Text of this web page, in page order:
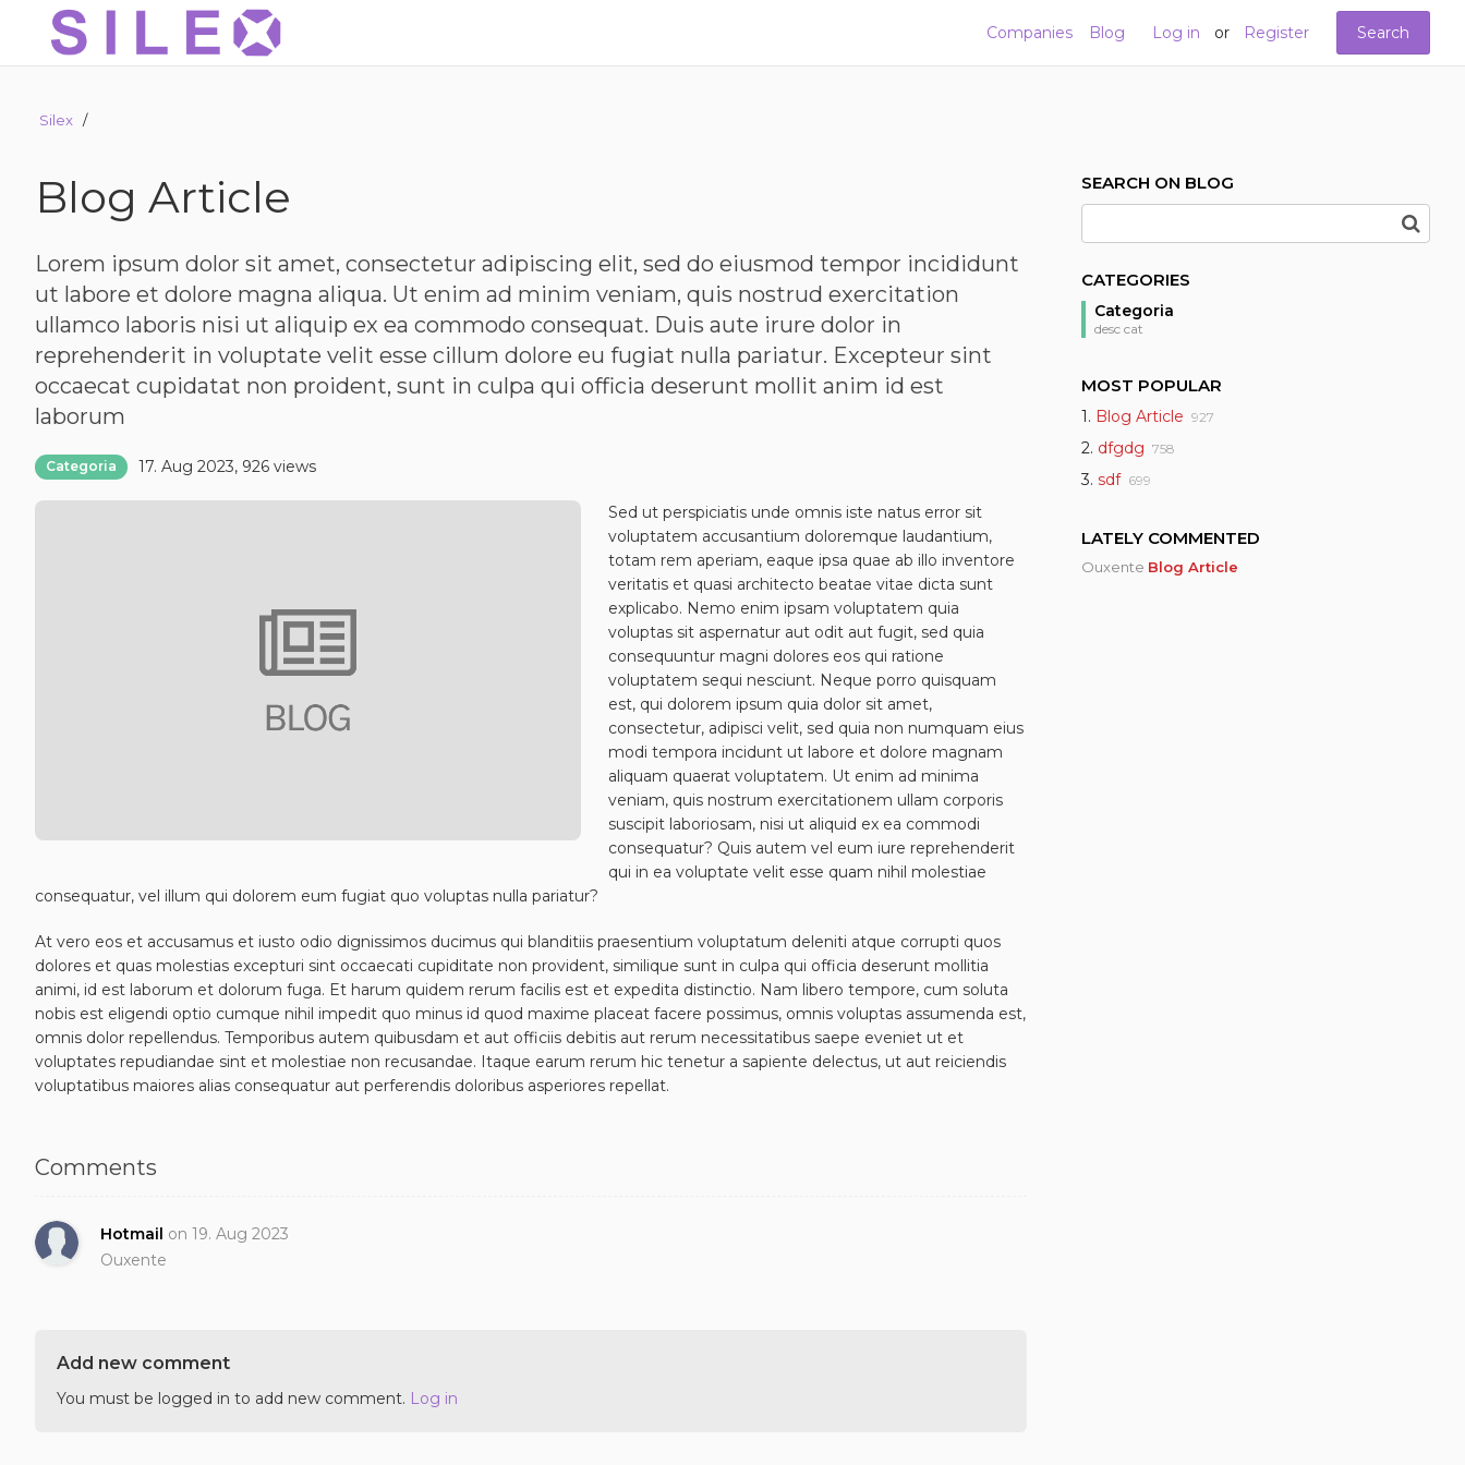
Search
Register
or
Log in
Blog
Companies
Silex /
Blog Article
Lorem ipsum dolor sit amet, consectetur adipiscing elit, sed do eiusmod tempor incididunt
ut labore et dolore magna aliqua. Ut enim ad minim veniam, quis nostrud exercitation
ullamco laboris nisi ut aliquip ex ea commodo consequat. Duis aute irure dolor in
reprehenderit in voluptate velit esse cillum dolore eu fugiat nulla pariatur. Excepteur sint
occaecat cupidatat non proident, sunt in culpa qui officia deserunt mollit anim id est
laborum
Categoria 17. Aug 2023 926 views
Sed ut perspiciatis unde omnis iste natus error sit
voluptatem accusantium doloremque laudantium,
totam rem aperiam, eaque ipsa quae ab illo inventore
veritatis et quasi architecto beatae vitae dicta sunt
explicabo. Nemo enim ipsam voluptatem quia
voluptas sit aspernatur aut odit aut fugit, sed quia
consequuntur magni dolores eos qui ratione
voluptatem sequi nesciunt. Neque porro quisquam
est, qui dolorem ipsum quia dolor sit amet,
consectetur, adipisci velit, sed quia non numquam eius
modi tempora incidunt ut labore et dolore magnam
aliquam quaerat voluptatem. Ut enim ad minima
veniam, quis nostrum exercitationem ullam corporis
suscipit laboriosam, nisi ut aliquid ex ea commodi
consequatur? Quis autem vel eum iure reprehenderit
qui in ea voluptate velit esse quam nihil molestiae
consequatur, vel illum qui dolorem eum fugiat quo voluptas nulla pariatur?
At vero eos et accusamus et iusto odio dignissimos ducimus qui blanditiis praesentium voluptatum deleniti atque corrupti quos
dolores et quas molestias excepturi sint occaecati cupiditate non provident, similique sunt in culpa qui officia deserunt mollitia
animi, id est laborum et dolorum fuga. Et harum quidem rerum facilis est et expedita distinctio. Nam libero tempore, cum soluta
nobis est eligendi optio cumque nihil impedit quo minus id quod maxime placeat facere possimus, omnis voluptas assumenda est,
omnis dolor repellendus. Temporibus autem quibusdam et aut officiis debitis aut rerum necessitatibus saepe eveniet ut et
voluptates repudiandae sint et molestiae non recusandae. Itaque earum rerum hic tenetur a sapiente delectus, ut aut reiciendis
voluptatibus maiores alias consequatur aut perferendis doloribus asperiores repellat.
Comments
Hotmail on 19. Aug 2023
Ouxente
Add new comment
You must be logged in to add new comment. Log in
SEARCH ON BLOG
CATEGORIES
Categoria
desc cat
MOST POPULAR
1. Blog Article 927
2. dfgdg 758
3. sdf 699
LATELY COMMENTED
Ouxente Blog Article